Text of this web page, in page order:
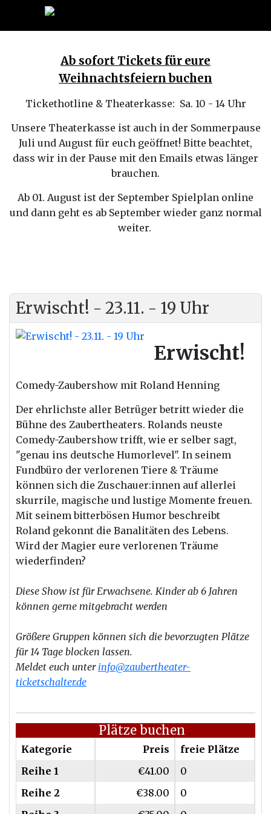
Ab sofort Tickets für eure
Weihnachtsfeiern buchen
Tickethotline & Theaterkasse: Sa. 10 - 14 Uhr
Unsere Theaterkasse ist auch in der Sommerpause
Juli und August für euch geöffnet! Bitte beachtet,
dass wir in der Pause mit den Emails etwas länger
brauchen.
Ab 01. August ist der September Spielplan online
und dann geht es ab September wieder ganz normal
weiter.
Erwischt! - 23.11. - 19 Uhr
Erwischt!
Comedy-Zaubershow mit Roland Henning
Der ehrlichste aller Betrüger betritt wieder die
Bühne des Zaubertheaters. Rolands neuste
Comedy-Zaubershow trifft, wie er selber sagt,
"genau ins deutsche Humorlevel". In seinem
Fundbüro der verlorenen Tiere & Träume
können sich die Zuschauer:innen auf allerlei
skurrile, magische und lustige Momente freuen.
Mit seinem bitterbösen Humor beschreibt
Roland gekonnt die Banalitäten des Lebens.
Wird der Magier eure verlorenen Träume
wiederfinden?
Diese Show ist für Erwachsene. Kinder ab 6 Jahren
können gerne mitgebracht werden
Größere Gruppen können sich die bevorzugten Plätze
für 14 Tage blocken lassen.
Meldet euch unter info@zaubertheater-
ticketschalter.de
Plätze buchen
Kategorie Preis
freie Plätze
Reihe 1
€41.00
0
Reihe 2
€38.00
0